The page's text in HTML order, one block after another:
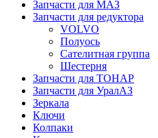
Запчасти для МАЗ
Запчасти для редуктора
VOLVO
Полуось
Сателитная группа
Шестерня
Запчасти для ТОНАР
Запчасти для УралАЗ
Зеркала
Ключи
Колпаки